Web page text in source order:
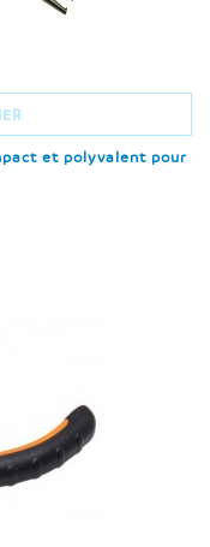
et polyvalent pour